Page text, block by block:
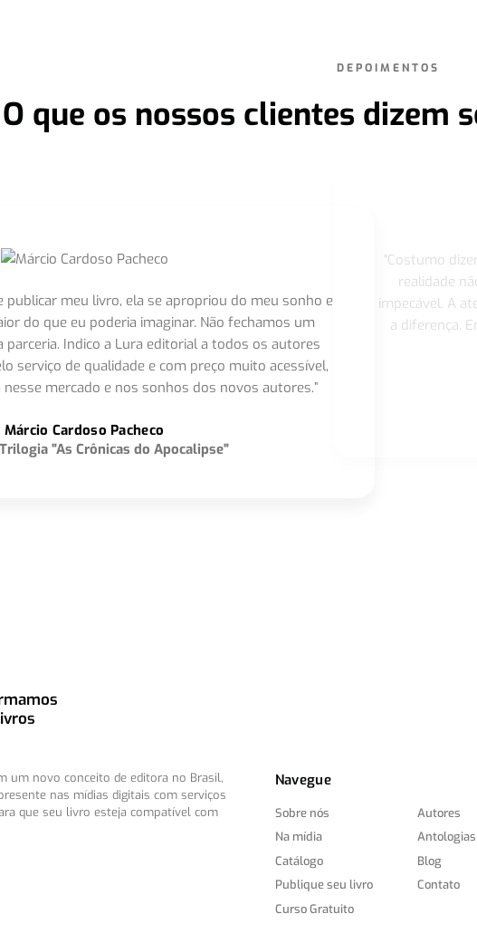
DEPOIMENTOS
O que os nossos clientes dizem
publicar meu livro, ela se apropriou do meu sonho e
do que eu poderia imaginar. Não fechamos um
Indico a Lura editorial a todos os autores
serviço de qualidade e com preço muito acessível,
mercado e nos sonhos dos novos autores.”
Márcio Cardoso Pacheco
"As Crônicas do Apocalipse"
"Costumo
realidade
impecável. A
a diferença.
um novo conceito de editora no Brasil,
nas mídias digitais com serviços
que seu livro esteja compatível com
Navegue
Sobre nós
Na mídia
Catálogo
Publique seu livro
Curso Gratuito
Autores
Antologias
Blog
Contato